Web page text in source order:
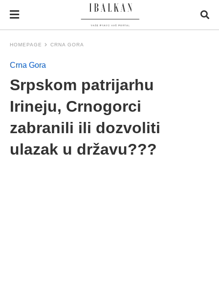
HOMEPAGE CRNA GORA
Crna Gora
Srpskom patrijarhu
Irineju, Crnogorci
zabranili ili dozvoliti
ulazak u državu???